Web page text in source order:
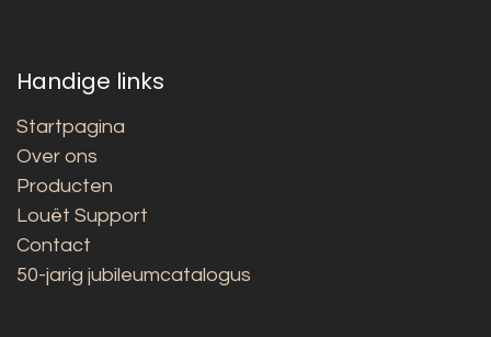
Handige links
Startpagina
Over ons
Producten
Louët Support
Contact
50-jarig jubileumcatalogus